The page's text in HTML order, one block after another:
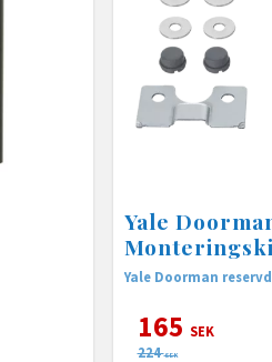
Yale
Yale Doorman
165 SEK
224 SEK